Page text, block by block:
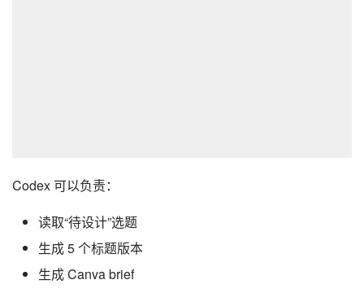
Codex 可以负责：
读取“待设计”选题
生成 5 个标题版本
生成 Canva brief